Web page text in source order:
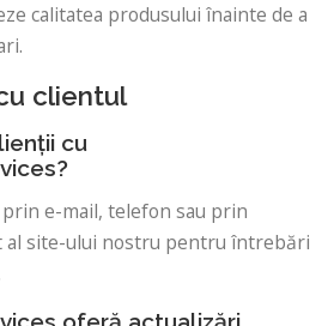
calitatea produsului înainte de a
clientul
cu
e-mail, telefon sau prin
al site-ului nostru pentru întrebări